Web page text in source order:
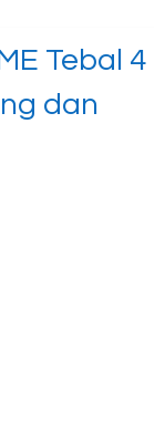
Tebal 4
dan